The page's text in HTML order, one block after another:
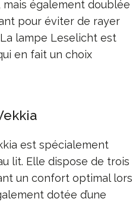
également doublée
pour éviter de rayer
lampe Leselicht est
en fait un choix
est spécialement
lit. Elle dispose de trois
un confort optimal lors
dotée d’une